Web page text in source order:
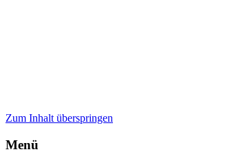
Zum Inhalt überspringen
Menü